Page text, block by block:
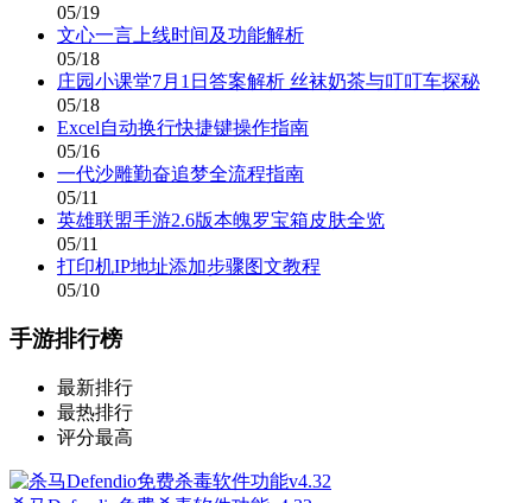
05/19
文心一言上线时间及功能解析
05/18
庄园小课堂7月1日答案解析 丝袜奶茶与叮叮车探秘
05/18
Excel自动换行快捷键操作指南
05/16
一代沙雕勤奋追梦全流程指南
05/11
英雄联盟手游2.6版本魄罗宝箱皮肤全览
05/11
打印机IP地址添加步骤图文教程
05/10
手游排行榜
最新排行
最热排行
评分最高